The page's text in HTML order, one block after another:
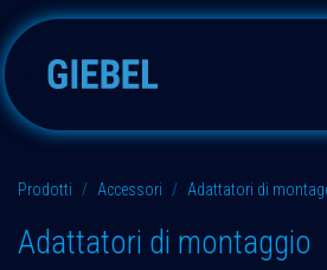
Passa al contenuto
Prodotti Accessori Adattatori di
Adattatori di montaggio